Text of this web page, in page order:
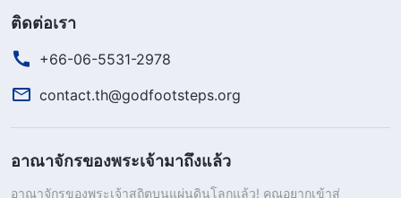
ติดต่อเรา
+66-06-5531-2978
contact.th@godfootsteps.org
อาณาจักรของพระเจ้ามาถึงแล้ว
อาณาจักรของพระเจ้าสถิตบนแผ่นดินโลกแล้ว! คุณอยากเข้าสู่